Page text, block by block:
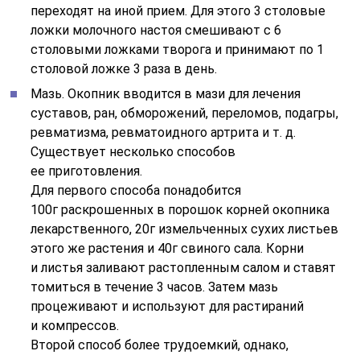
переходят на иной прием. Для этого 3 столовые
ложки молочного настоя смешивают с 6
столовыми ложками творога и принимают по 1
столовой ложке 3 раза в день.
Мазь. Окопник вводится в мази для лечения
суставов, ран, обморожений, переломов, подагры,
ревматизма, ревматоидного артрита и т. д.
Существует несколько способов
ее приготовления.
Для первого способа понадобится
100г раскрошенных в порошок корней окопника
лекарственного, 20г измельченных сухих листьев
этого же растения и 40г свиного сала. Корни
и листья заливают растопленным салом и ставят
томиться в течение 3 часов. Затем мазь
процеживают и используют для растираний
и компрессов.
Второй способ более трудоемкий, однако,